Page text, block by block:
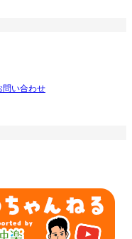
問い合わせ